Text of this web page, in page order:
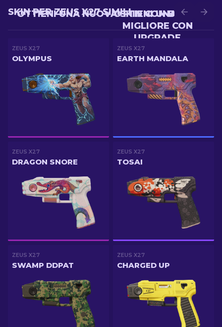
OTTIENI UNA SKIN
MIGLIORE CON
UPGRADE
OTTIENI UNA NUOVA SKIN CON BATTLE
SKIN PER ZEUS X27 SIMILI
ZEUS X27
OLYMPUS
ZEUS X27
EARTH MANDALA
ZEUS X27
DRAGON SNORE
ZEUS X27
TOSAI
ZEUS X27
SWAMP DDPAT
ZEUS X27
CHARGED UP